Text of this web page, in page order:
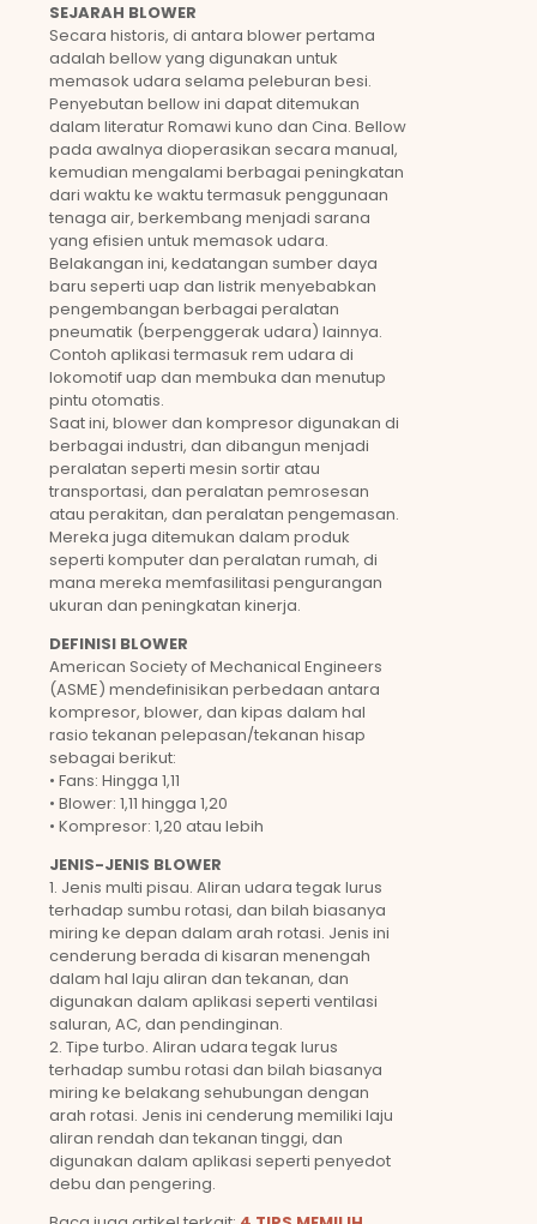
SEJARAH BLOWER
Secara historis, di antara blower pertama
adalah bellow yang digunakan untuk
memasok udara selama peleburan besi.
Penyebutan bellow ini dapat ditemukan
dalam literatur Romawi kuno dan Cina. Bellow
pada awalnya dioperasikan secara manual,
kemudian mengalami berbagai peningkatan
dari waktu ke waktu termasuk penggunaan
tenaga air, berkembang menjadi sarana
yang efisien untuk memasok udara.
Belakangan ini, kedatangan sumber daya
baru seperti uap dan listrik menyebabkan
pengembangan berbagai peralatan
pneumatik (berpenggerak udara) lainnya.
Contoh aplikasi termasuk rem udara di
lokomotif uap dan membuka dan menutup
pintu otomatis.
Saat ini, blower dan kompresor digunakan di
berbagai industri, dan dibangun menjadi
peralatan seperti mesin sortir atau
transportasi, dan peralatan pemrosesan
atau perakitan, dan peralatan pengemasan.
Mereka juga ditemukan dalam produk
seperti komputer dan peralatan rumah, di
mana mereka memfasilitasi pengurangan
ukuran dan peningkatan kinerja.
DEFINISI BLOWER
American Society of Mechanical Engineers
(ASME) mendefinisikan perbedaan antara
kompresor, blower, dan kipas dalam hal
rasio tekanan pelepasan/tekanan hisap
sebagai berikut:
• Fans: Hingga 1,11
• Blower: 1,11 hingga 1,20
• Kompresor: 1,20 atau lebih
JENIS-JENIS BLOWER
1. Jenis multi pisau. Aliran udara tegak lurus
terhadap sumbu rotasi, dan bilah biasanya
miring ke depan dalam arah rotasi. Jenis ini
cenderung berada di kisaran menengah
dalam hal laju aliran dan tekanan, dan
digunakan dalam aplikasi seperti ventilasi
saluran, AC, dan pendinginan.
2. Tipe turbo. Aliran udara tegak lurus
terhadap sumbu rotasi dan bilah biasanya
miring ke belakang sehubungan dengan
arah rotasi. Jenis ini cenderung memiliki laju
aliran rendah dan tekanan tinggi, dan
digunakan dalam aplikasi seperti penyedot
debu dan pengering.